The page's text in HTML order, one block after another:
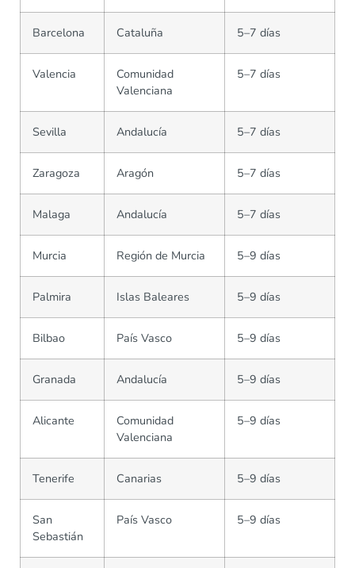
Barcelona Cataluña 5–7 días
Valencia
Comunidad
Valenciana
5–7 días
Sevilla Andalucía 5–7 días
Zaragoza Aragón 5–7 días
Malaga Andalucía 5–7 días
Murcia Región de Murcia 5–9 días
Palmira Islas Baleares 5–9 días
Bilbao País Vasco 5–9 días
Granada Andalucía 5–9 días
Alicante
Comunidad
Valenciana
5–9 días
Tenerife Canarias 5–9 días
San
Sebastián
País Vasco 5–9 días